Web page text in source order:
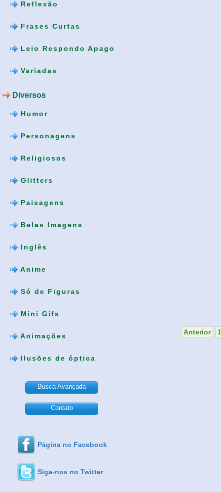
Reflexão
Frases Curtas
Leio Respondo Apago
Variadas
Diversos
Humor
Personagens
Religiosos
Glitters
Paisagens
Belas Imagens
Inglês
Anime
Só de Figuras
Mini Gifs
Animações
Ilusões de óptica
Busca Avançada
Contato
Página no Facebook
Siga-nos no Twitter
Anterior 1